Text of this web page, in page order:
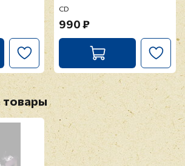
Прикрепить фото
Оставить отзыв
отзывы проходят
модерацию
CD
990 ₽
товары